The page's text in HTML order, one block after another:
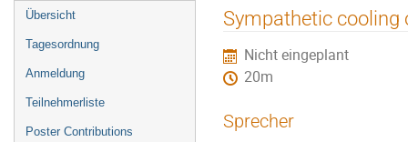
Veranstaltungsmenü
Übersicht
Tagesordnung
Anmeldung
Teilnehmerliste
Poster Contributions
Sympathetic cooling
Nicht eingeplant
20m
Sprecher